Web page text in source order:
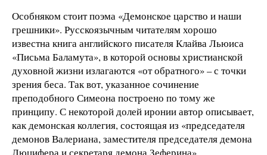
Особняком стоит поэма «Демонское царство и наши
грешники». Русскоязычным читателям хорошо
известна книга английского писателя Клайва Льюиса
«Письма Баламута», в которой основы христианской
духовной жизни излагаются «от обратного» – с точки
зрения беса. Так вот, указанное сочинение
преподобного Симеона построено по тому же
принципу. С некоторой долей иронии автор описывает,
как демонская коллегия, состоящая из «председателя
демонов Валериана, заместителя председателя демона